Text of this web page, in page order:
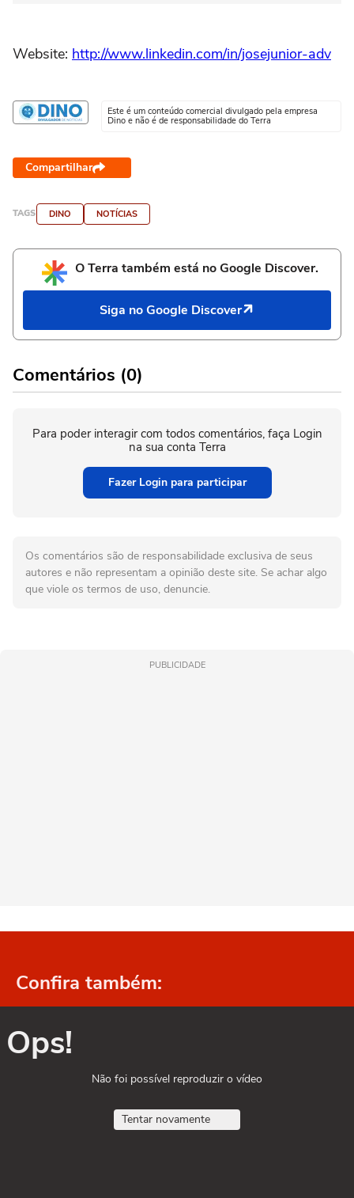
Website: http://www.linkedin.com/in/josejunior-adv
Este é um conteúdo comercial divulgado pela empresa
Dino e não é de responsabilidade do Terra
Compartilhar
TAGS DINO NOTÍCIAS
O Terra também está no Google Discover.
Siga no Google Discover
Comentários (0)
Para poder interagir com todos comentários, faça Login
na sua conta Terra
Fazer Login para participar
Os comentários são de responsabilidade exclusiva de seus
autores e não representam a opinião deste site. Se achar algo
que viole os termos de uso, denuncie.
PUBLICIDADE
Confira também:
Ops!
Não foi possível reproduzir o vídeo
Tentar novamente